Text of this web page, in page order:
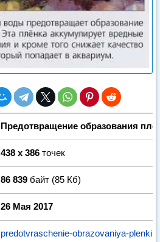
Предотвращение образования
438 x 386 точек
86 839 байт (85 Кб)
26 Мая 2017
predotvraschenie-obrazovaniya-